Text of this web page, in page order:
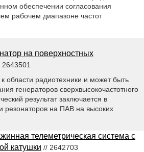
обеспечении согласования
рабочем диапазоне частот
на поверхностных
2643501
области радиотехники и может быть
генераторов сверхвысокочастотного
результат заключается в
резонаторов на ПАВ на высоких
телеметрическая система с
катушки // 2642703